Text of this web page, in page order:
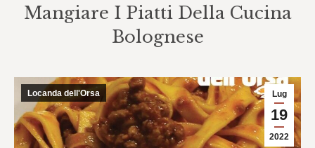
Mangiare I Piatti Della Cucina
Bolognese
Lug
19
2022
Locanda dell'Orsa